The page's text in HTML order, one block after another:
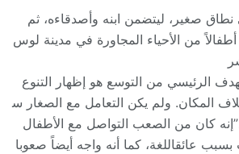
صغير، ليتضمن ابنه وأصدقاءه، ثم
من الأحياء المجاورة في مدينة لوس
الرئيسي من التوسع هو إظهار التنوع
المكان. ولم يكن التعامل مع الصغار س
كان من الصعب التواصل مع الأطفال
عائقاللغة، كما أنه واجه أيضاً صعوبا